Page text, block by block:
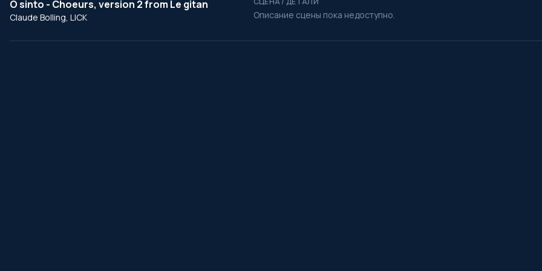
O sinto - Choeurs, version 2 from Le gitan
Claude Bolling, LICK Описание сцены пока недоступно.